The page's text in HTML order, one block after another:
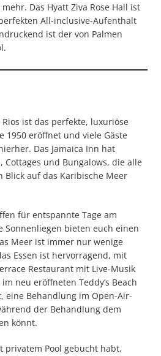
Das Hyatt Ziva Rose Hall ist
All-inclusive-Aufenthalt
ist der von Palmen
Rios ist das perfekte, luxuriöse
1950 eröffnet und viele Gäste
Das Jamaica Inn hat
Cottages und Bungalows, die alle
auf das Karibische Meer
für entspannte Tage am
Sonnenliegen bieten euch einen
Meer ist immer nur wenige
Essen ist hervorragend, mit
Restaurant mit Live-Musik
neu eröffneten Teddy’s Beach
eine Behandlung im Open-Air-
der Behandlung dem
könnt.
privatem Pool gebucht habt,